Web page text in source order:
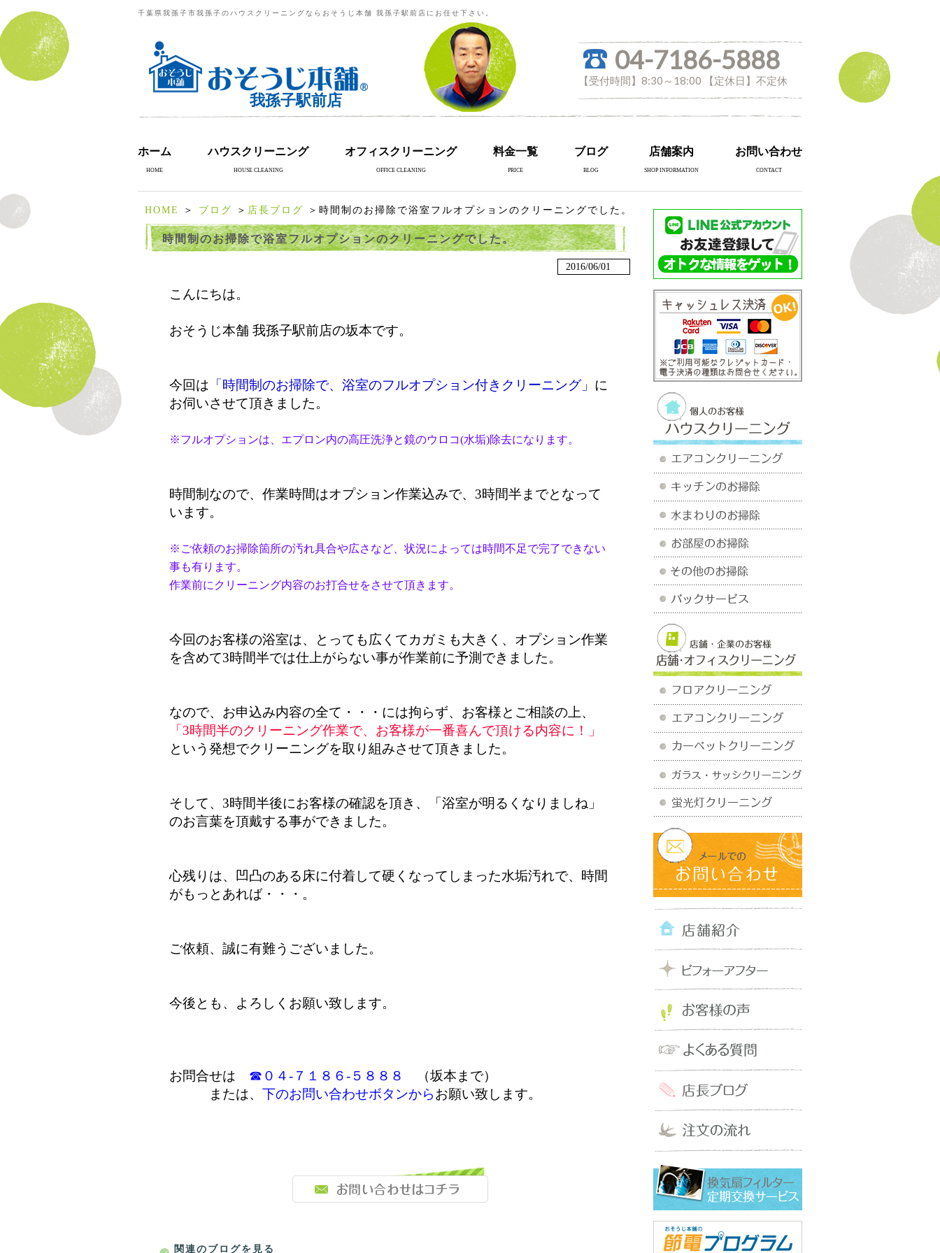
千葉県我孫子市我孫子のハウスクリーニングならおそうじ本舗 我孫子駅前店にお任せ下さい。
我孫子駅前店
04-7186-5888
【受付時間】8:30～18:00 【定休日】不定休
ホーム
HOME
ハウスクリーニング
HOUSE CLEANING
オフィスクリーニング
OFFICE CLEANING
料金一覧
PRICE
ブログ
BLOG
店舗案内
SHOP INFORMATION
お問い合わせ
CONTACT
HOME ＞ ブログ ＞ 店長ブログ ＞時間制のお掃除で浴室フルオプションのクリーニングでした。
時間制のお掃除で浴室フルオプションのクリーニングでした。
2016/06/01
こんにちは。
おそうじ本舗 我孫子駅前店の坂本です。
今回は 「時間制のお掃除で、 浴室のフルオプション付きクリーニング」 に
お伺いさせて頂きました。
※フルオプションは、エプロン内の高圧洗浄と鏡のウロコ(水垢)除去になります。
時間制なので、作業時間はオプション作業込みで、3時間半までとなって
います。
※ご依頼のお掃除箇所の汚れ具合や広さなど、状況によっては時間不足で完了できない
事も有ります。
作業前にクリーニング内容のお打合せをさせて頂きます。
今回のお客様の浴室は、とっても広くてカガミも大きく、オプション作業
を含めて3時間半では仕上がらない事が作業前に予測できました。
なので、お申込み内容の全て・・・には拘らず、お客様とご相談の上、
「3時間半のクリーニング作業で、お客様が一番喜んで頂ける内容に！」
という発想でクリーニングを取り組みさせて頂きました。
そして、3時間半後にお客様の確認を頂き、「浴室が明るくなりましね」
のお言葉を頂戴する事ができました。
心残りは、凹凸のある床に付着して硬くなってしまった水垢汚れで、時間
がもっとあれば・・・。
ご依頼、誠に有難うございました。
今後とも、よろしくお願い致します。
お問合せは ☎０４-７１８６-５８８８
（坂本まで）
または、 下のお問い合わせボタンからお願い致します。
関連のブログを見る